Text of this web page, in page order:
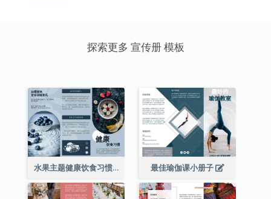
探索更多 宣传册 模板
水果主题健康饮食习惯小册子 最佳瑜伽课小册子